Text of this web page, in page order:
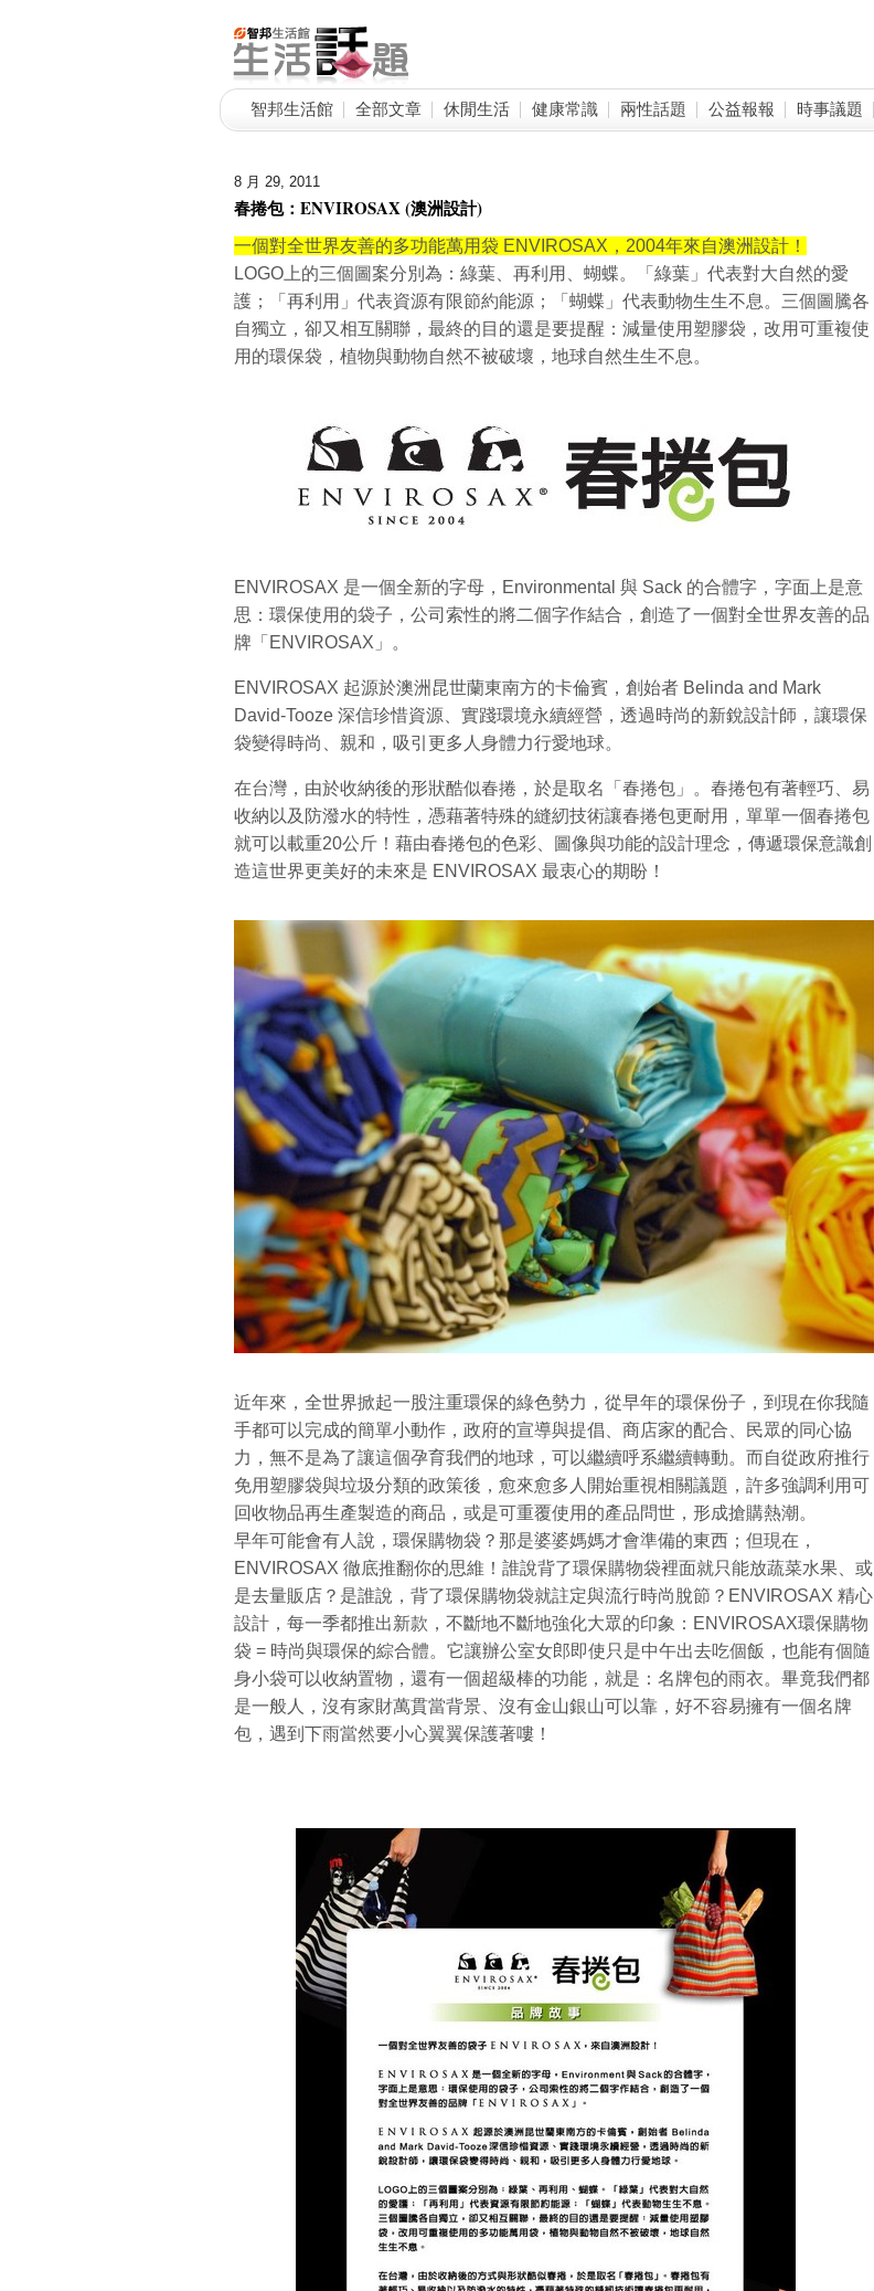
智邦生活館 全部文章 休閒生活 健康常識 兩性話題 公益報報 時事議題
8 月 29, 2011
春捲包：ENVIROSAX (澳洲設計)
一個對全世界友善的多功能萬用袋 ENVIROSAX，2004年來自澳洲設計！
LOGO上的三個圖案分別為：綠葉、再利用、蝴蝶。「綠葉」代表對大自然的愛
護；「再利用」代表資源有限節約能源；「蝴蝶」代表動物生生不息。三個圖騰各
自獨立，卻又相互關聯，最終的目的還是要提醒：減量使用塑膠袋，改用可重複使
用的環保袋，植物與動物自然不被破壞，地球自然生生不息。
ENVIROSAX 是一個全新的字母，Environmental 與 Sack 的合體字，字面上是意
思：環保使用的袋子，公司索性的將二個字作結合，創造了一個對全世界友善的品
牌「ENVIROSAX」。
ENVIROSAX 起源於澳洲昆世蘭東南方的卡倫賓，創始者 Belinda and Mark
David-Tooze 深信珍惜資源、實踐環境永續經營，透過時尚的新銳設計師，讓環保
袋變得時尚、親和，吸引更多人身體力行愛地球。
在台灣，由於收納後的形狀酷似春捲，於是取名「春捲包」。春捲包有著輕巧、易
收納以及防潑水的特性，憑藉著特殊的縫紉技術讓春捲包更耐用，單單一個春捲包
就可以載重20公斤！藉由春捲包的色彩、圖像與功能的設計理念，傳遞環保意識創
造這世界更美好的未來是 ENVIROSAX 最衷心的期盼！
近年來，全世界掀起一股注重環保的綠色勢力，從早年的環保份子，到現在你我隨
手都可以完成的簡單小動作，政府的宣導與提倡、商店家的配合、民眾的同心協
力，無不是為了讓這個孕育我們的地球，可以繼續呼系繼續轉動。而自從政府推行
免用塑膠袋與垃圾分類的政策後，愈來愈多人開始重視相關議題，許多強調利用可
回收物品再生產製造的商品，或是可重覆使用的產品問世，形成搶購熱潮。
早年可能會有人說，環保購物袋？那是婆婆媽媽才會準備的東西；但現在，
ENVIROSAX 徹底推翻你的思維！誰說背了環保購物袋裡面就只能放蔬菜水果、或
是去量販店？是誰說，背了環保購物袋就註定與流行時尚脫節？ENVIROSAX 精心
設計，每一季都推出新款，不斷地不斷地強化大眾的印象：ENVIROSAX環保購物
袋 = 時尚與環保的綜合體。它讓辦公室女郎即使只是中午出去吃個飯，也能有個隨
身小袋可以收納置物，還有一個超級棒的功能，就是：名牌包的雨衣。畢竟我們都
是一般人，沒有家財萬貫當背景、沒有金山銀山可以靠，好不容易擁有一個名牌
包，遇到下雨當然要小心翼翼保護著嘍！